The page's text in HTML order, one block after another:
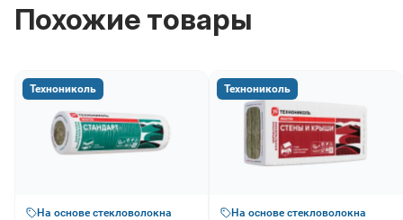
Похожие товары
Технониколь
На основе стекловолокна
Технониколь
На основе стекловолокна